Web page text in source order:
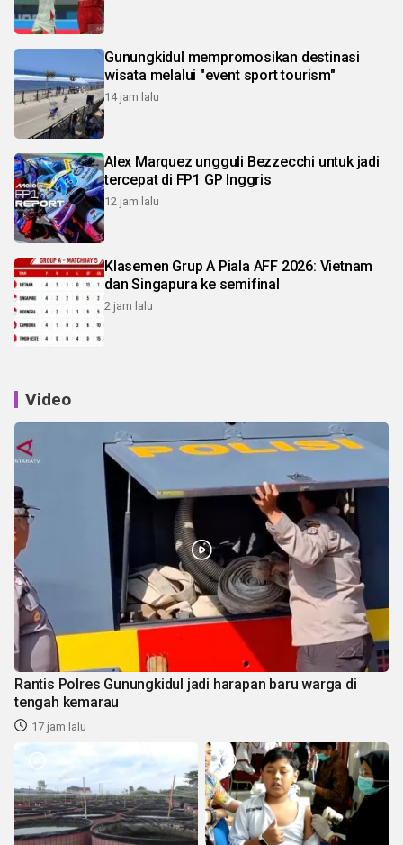
Gunungkidul mempromosikan destinasi
wisata melalui "event sport tourism"
14 jam lalu
Alex Marquez ungguli Bezzecchi untuk jadi
tercepat di FP1 GP Inggris
12 jam lalu
Klasemen Grup A Piala AFF 2026: Vietnam
dan Singapura ke semifinal
2 jam lalu
Video
Rantis Polres Gunungkidul jadi harapan baru warga di
tengah kemarau
17 jam lalu